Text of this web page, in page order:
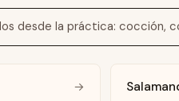
desde la práctica: cocción,
→